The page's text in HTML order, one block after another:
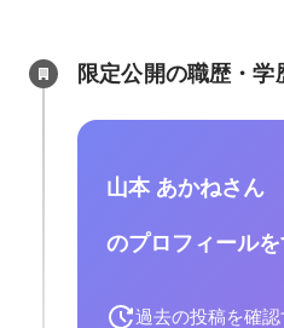
限定公開の職歴・学
山本 あかねさん
のプロフィール
過去の投稿を確認